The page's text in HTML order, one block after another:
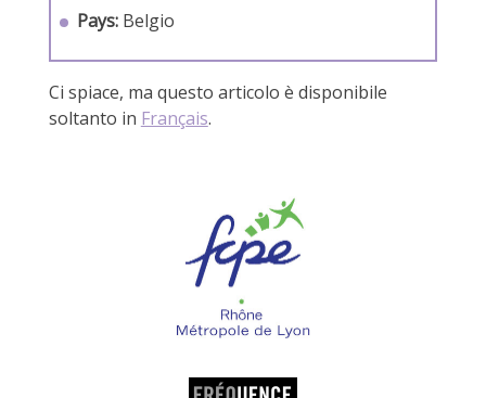
Pays: Belgio
Ci spiace, ma questo articolo è disponibile
soltanto in Français.